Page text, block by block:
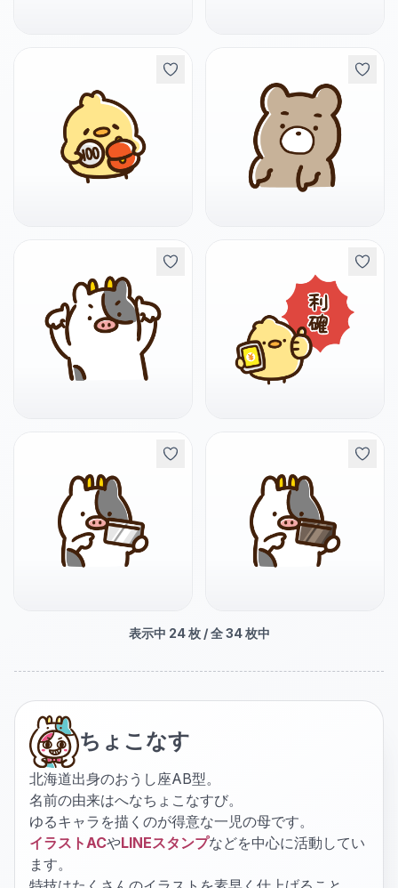
表示中 24枚 / 全 34枚中
ちょこなす
北海道出身のおうし座AB型。
名前の由来はへなちょこなすび。
ゆるキャラを描くのが得意な一児の母です。
イラストACやLINEスタンプなどを中心に活動してい
ます。